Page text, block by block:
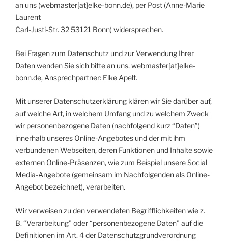
an uns (webmaster[at]elke-bonn.de), per Post (Anne-Marie
Laurent
Carl-Justi-Str. 32 53121 Bonn) widersprechen.
Bei Fragen zum Datenschutz und zur Verwendung Ihrer
Daten wenden Sie sich bitte an uns, webmaster[at]elke-
bonn.de, Ansprechpartner: Elke Apelt.
Mit unserer Datenschutzerklärung klären wir Sie darüber auf,
auf welche Art, in welchem Umfang und zu welchem Zweck
wir personenbezogene Daten (nachfolgend kurz “Daten”)
innerhalb unseres Online-Angebotes und der mit ihm
verbundenen Webseiten, deren Funktionen und Inhalte sowie
externen Online-Präsenzen, wie zum Beispiel unsere Social
Media-Angebote (gemeinsam im Nachfolgenden als Online-
Angebot bezeichnet), verarbeiten.
Wir verweisen zu den verwendeten Begrifflichkeiten wie z.
B. “Verarbeitung” oder “personenbezogene Daten” auf die
Definitionen im Art. 4 der Datenschutzgrundverordnung